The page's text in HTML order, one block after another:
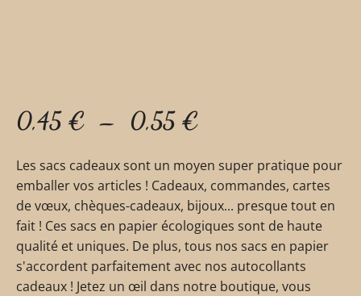
0,45 € – 0,55 €
Les sacs cadeaux sont un moyen super pratique pour
emballer vos articles ! Cadeaux, commandes, cartes
de vœux, chèques-cadeaux, bijoux... presque tout en
fait ! Ces sacs en papier écologiques sont de haute
qualité et uniques. De plus, tous nos sacs en papier
s'accordent parfaitement avec nos autocollants
cadeaux ! Jetez un œil dans notre boutique, vous